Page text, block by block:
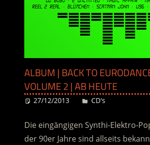
ALBUM | BACK TO
VOLUME 2 | AB HEUTE
27/12/2013 Desiree
CD's
Die eingängigen Synthi-Elektro-
der 90er Jahre sind allseits